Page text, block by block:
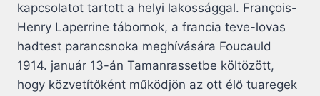
kapcsolatot tartott a helyi lakossággal. François-
Henry Laperrine tábornok, a francia teve-lovas
hadtest parancsnoka meghívására Foucauld
1914. január 13-án Tamanrassetbe költözött,
hogy közvetítőként működjön az ott élő tuaregek